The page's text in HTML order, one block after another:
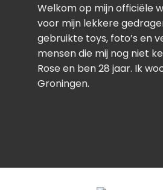
Welkom op mijn officiële
voor mijn lekkere
gebruikte toys, foto’s en
mensen die mij nog niet
Rose en ben 28 jaar. Ik
Groningen.